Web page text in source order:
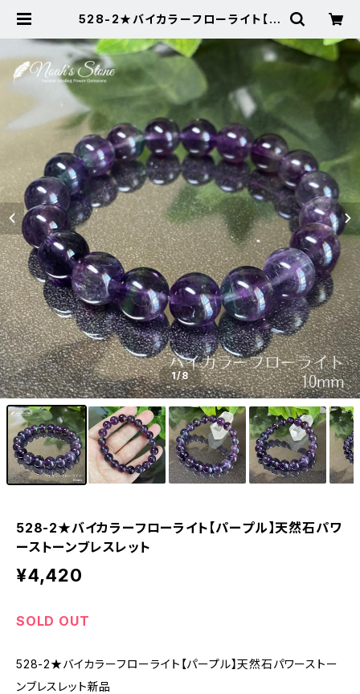
528-2★バイカラーフローライト【パ
レット | Noah's Stone ～パワース
トーン・天然石SHOP～
1/8
528-2★バイカラーフローライト【パープル】天然石パワ
ーストーンブレスレット
¥4,420
SOLD OUT
528-2★バイカラーフローライト【パープル】天然石パワーストー
ンブレスレット新品